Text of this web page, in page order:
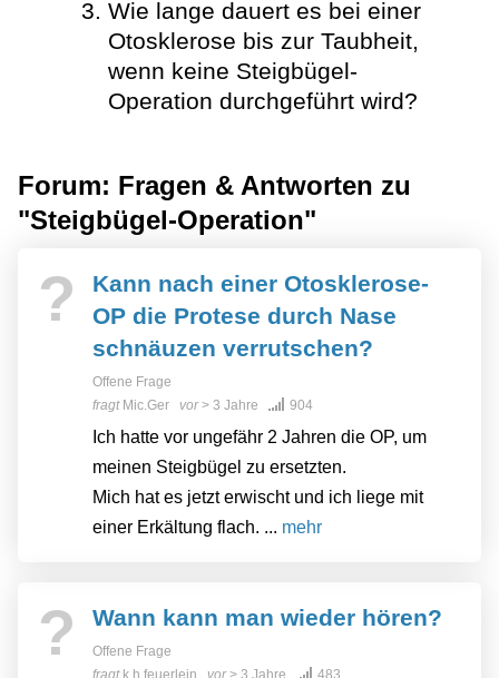
Wie lange dauert es bei einer
Otosklerose bis zur Taubheit,
wenn keine Steigbügel-
Operation durchgeführt wird?
Forum: Fragen & Antworten zu
"Steigbügel-Operation"
?
Kann nach einer Otosklerose-
OP die Protese durch Nase
schnäuzen verrutschen?
Offene Frage
fragt Mic.Ger vor> 3 Jahre 904
Ich hatte vor ungefähr 2 Jahren die OP, um
meinen Steigbügel zu ersetzten.
Mich hat es jetzt erwischt und ich liege mit
einer Erkältung flach. ... mehr
? Wann kann man wieder hören?
Offene Frage
fragt k.h.feuerlein vor> 3 Jahre 483